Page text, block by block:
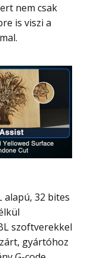
nem csak
is viszi a
szoftverekkel
gyártóhoz